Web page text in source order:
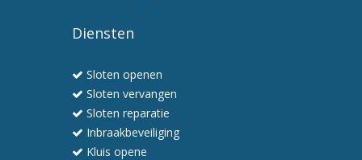
professioneel
Diensten
Sloten openen
Sloten vervangen
Sloten reparatie
Inbraakbeveiliging
Kluis opene